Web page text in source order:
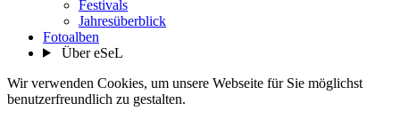
Festivals
Jahresüberblick
Fotoalben
Über eSeL
Wir verwenden Cookies, um unsere Webseite für Sie möglichst
benutzerfreundlich zu gestalten.